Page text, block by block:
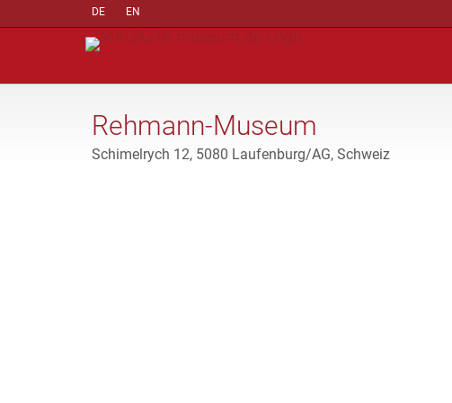
DE EN
Rehmann-Museum
Schimelrych 12, 5080 Laufenburg/AG, Schweiz